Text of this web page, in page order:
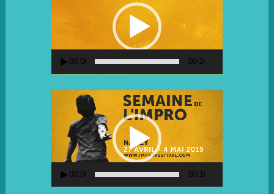
00:00 00:24
Lecteur
00:00 00:10